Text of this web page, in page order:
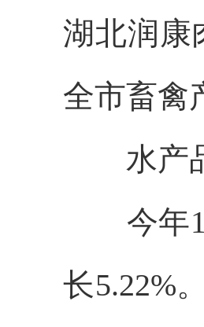
湖北润康
全市畜禽
水产
今年1
长5.22%